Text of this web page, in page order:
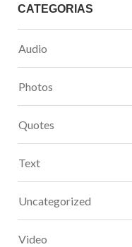
CATEGORÍAS
Audio
Photos
Quotes
Text
Uncategorized
Video